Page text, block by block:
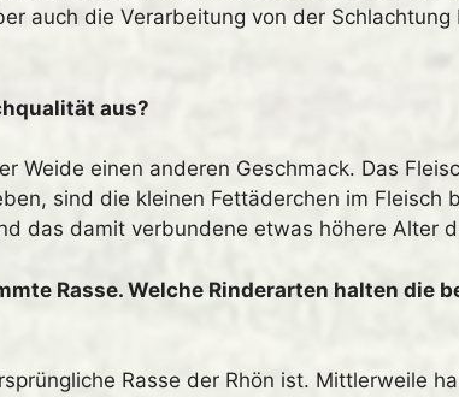
auch die Verarbeitung von der Schlachtung
aus?
Weide einen anderen Geschmack. Das
sind die kleinen Fettäderchen im Fleisch
das damit verbundene etwas höhere Alter
Rasse. Welche Rinderarten halten die
Rasse der Rhön ist. Mittlerweile